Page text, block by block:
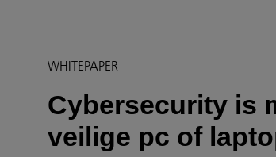
WHITEPAPER
Cybersecurity is
veilige pc of